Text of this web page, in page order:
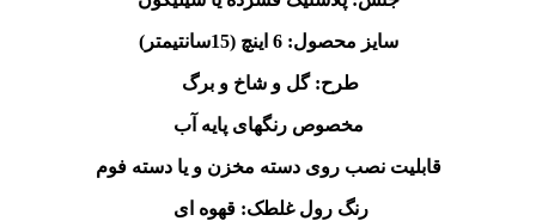
سایز محصول: 6 اینچ (15سانتیمتر)
طرح: گل و شاخ و برگ
مخصوص رنگهای پایه آب
قابلیت نصب روی دسته مخزن و یا دسته فوم
رنگ رول غلطک: قهوه ای